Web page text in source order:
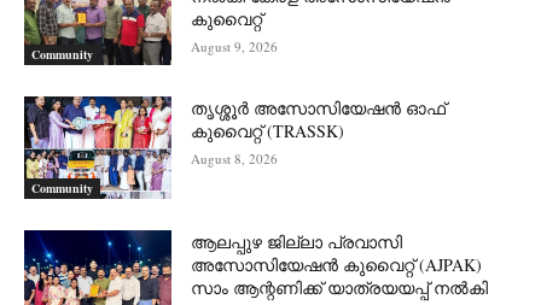
Community
കുവൈറ്റ്
August 9, 2026
Community
തൃശ്ശൂർ അസോസിയേഷൻ ഓഫ്
കുവൈറ്റ്‌ (TRASSK)
August 8, 2026
ആലപ്പുഴ ജില്ലാ പ്രവാസി
അസോസിയേഷൻ കുവൈറ്റ് (AJPAK)
സാം ആന്റണിക്ക് യാത്രയയപ്പ് നൽകി